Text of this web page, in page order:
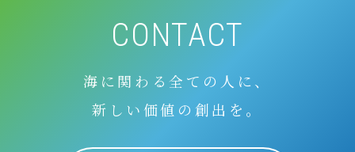
CONTACT
海に関わる全ての人に、
新しい価値の創出を。